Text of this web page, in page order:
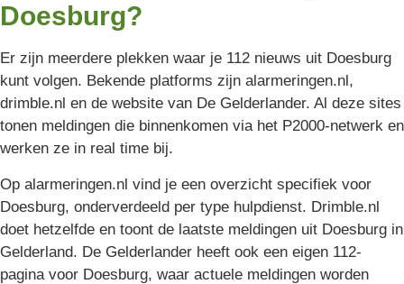
Doesburg?
Er zijn meerdere plekken waar je 112 nieuws uit Doesburg
kunt volgen. Bekende platforms zijn alarmeringen.nl,
drimble.nl en de website van De Gelderlander. Al deze sites
tonen meldingen die binnenkomen via het P2000-netwerk en
werken ze in real time bij.
Op alarmeringen.nl vind je een overzicht specifiek voor
Doesburg, onderverdeeld per type hulpdienst. Drimble.nl
doet hetzelfde en toont de laatste meldingen uit Doesburg in
Gelderland. De Gelderlander heeft ook een eigen 112-
pagina voor Doesburg, waar actuele meldingen worden